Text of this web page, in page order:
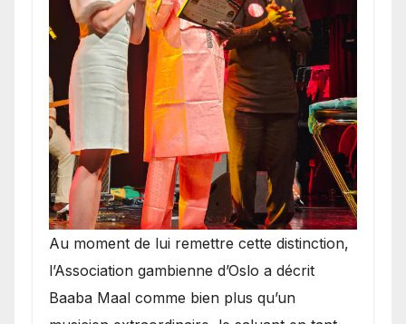
​Au moment de lui remettre cette distinction,
l’Association gambienne d’Oslo a décrit
Baaba Maal comme bien plus qu’un